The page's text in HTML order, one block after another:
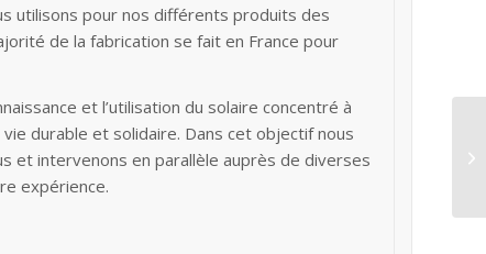
utilisons pour nos différents produits des
de la fabrication se fait en France pour
et l’utilisation du solaire concentré à
durable et solidaire. Dans cet objectif nous
et intervenons en parallèle auprès de diverses
expérience.